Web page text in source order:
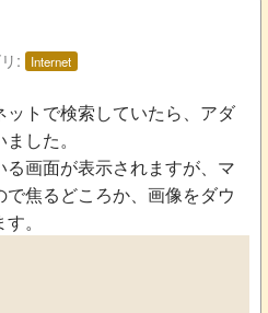
: Internet
トで検索していたら、アダ
した。
画面が表示されますが、マ
焦るどころか、画像をダウ
。